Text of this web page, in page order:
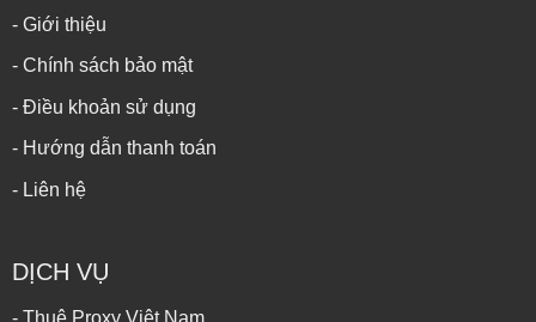
- Giới thiệu
- Chính sách bảo mật
- Điều khoản sử dụng
- Hướng dẫn thanh toán
- Liên hệ
DỊCH VỤ